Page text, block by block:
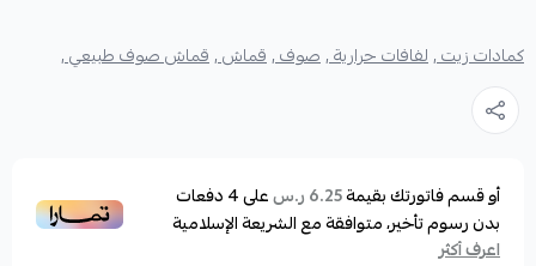
كمادات زيت ,لفافات حرارية ,صوف ,قماش ,قماش صوف طبيعي ,
أو قسم فاتورتك بقيمة6.25 ر.س على4دفعات
بدون رسوم تأخير، متوافقة مع الشريعة الإسلامية
اعرف أكثر